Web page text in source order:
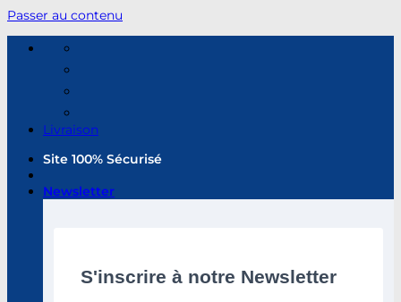
Passer au contenu
Livraison
Site 100% Sécurisé
Newsletter
S'inscrire à notre Newsletter